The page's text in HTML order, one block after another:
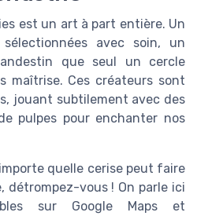
est un art à part entière. Un
avec soin, un
que seul un cercle
maîtrise. Ces créateurs sont
jouant subtilement avec des
pulpes pour enchanter nos
quelle cerise peut faire
détrompez-vous ! On parle ici
sur Google Maps et